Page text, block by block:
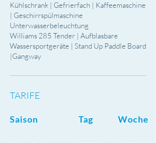
Kühlschrank | Gefrierfach | Kaffeemaschine
| Geschirrspülmaschine
Unterwasserbeleuchtung
Williams 285 Tender | Aufblasbare
Wassersportgeräte | Stand Up Paddle Board
|Gangway
TARIFE
Saison Tag Woche